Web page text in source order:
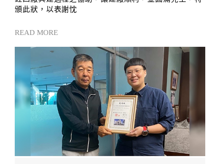
頒此狀，以表謝忱
READ MORE